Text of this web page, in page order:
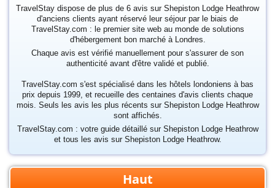
TravelStay dispose de plus de 6 avis sur Shepiston Lodge Heathrow
d'anciens clients ayant réservé leur séjour par le biais de
TravelStay.com : le premier site web au monde de solutions
d'hébergement bon marché à Londres.
Chaque avis est vérifié manuellement pour s'assurer de son
authenticité avant d'être validé et publié.
TravelStay.com s'est spécialisé dans les hôtels londoniens à bas
prix depuis 1999, et recueille des centaines d'avis clients chaque
mois. Seuls les avis les plus récents sur Shepiston Lodge Heathrow
sont affichés.
TravelStay.com : votre guide détaillé sur Shepiston Lodge Heathrow
et tous les avis sur Shepiston Lodge Heathrow.
Haut